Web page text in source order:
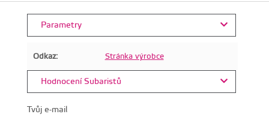
Parametry
Odkaz: Stránka výrobce
Hodnocení Subaristů
Tvůj e-mail